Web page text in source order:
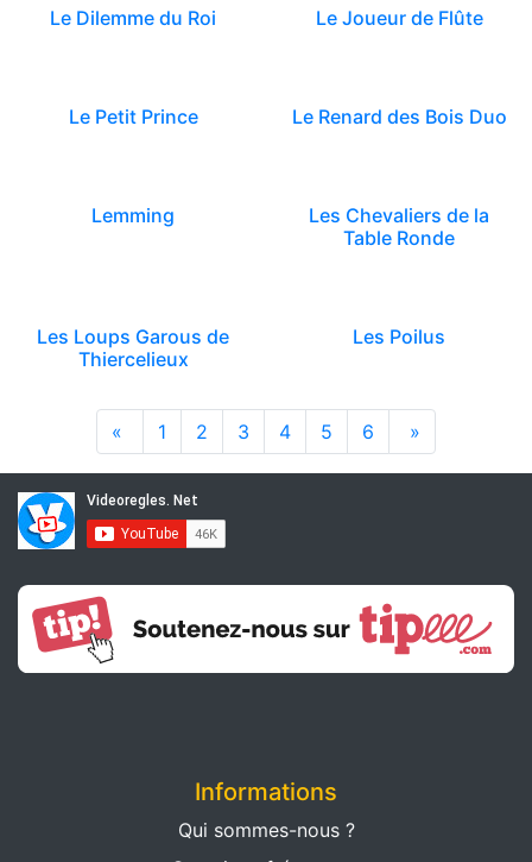
Le Dilemme du Roi Le Joueur de Flûte
Le Petit Prince Le Renard des Bois Duo
Lemming
Les Chevaliers de la
Table Ronde
Les Loups Garous de
Thiercelieux
Les Poilus
« 1 2 3 4 5 6 »
Informations
Qui sommes-nous ?